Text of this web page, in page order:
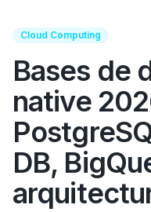
Cloud Computing
Bases de
native
DB,